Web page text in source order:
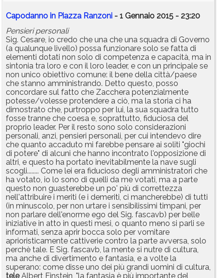
Capodanno in Piazza Ranzoni - 1 Gennaio 2015 - 23:20
Pensieri personali
Sig. Cesare, io credo che una che una squadra di Governo
(a qualunque livello) possa funzionare solo se fatta di
elementi dotati non solo di competenza e capacità, ma in
sintonia tra loro e con il loro leader, e con un principale se
non unico obiettivo comune: il bene della città/paese
che stanno amministrando. Detto questo, posso
concordare sul fatto che Zacchera potenzialmente
potesse/volesse protendere a ciò, ma la storia ci ha
dimostrato che, purtroppo per lui, la sua squadra tutto
fosse tranne che coesa e, soprattutto, fiduciosa del
proprio leader. Per il resto sono solo considerazioni
personali, anzi, pensieri personali, per cui intendevo dire
che quanto accaduto mi farebbe pensare ai soliti "giochi
di potere" di alcuni che hanno incontrato l'opposizione di
altri, e questo ha portato inevitabilmente la nave sugli
scogli........ Come lei era fiducioso degli amministratori che
ha votato, io lo sono di quelli da me votati, ma a parte
questo non guasterebbe un po' più di correttezza
nell'attribuire i meriti (e i demeriti, ci mancherebbe) di tutti
(in minuscolo, per non urtare i sensibilissimi timpani, per
non parlare dell'enorme ego del Sig. fascavb) per belle
iniziative in atto in questi mesi, o quanto meno si parli se
informati, senza aprir bocca solo per vomitare
aprioristicamente cattiverie contro la parte avversa, solo
perchè tale. E Sig. fascavb, la mente si nutre di cultura,
ma anche di divertimento e fantasia, e a volte la
superano: come disse uno dei più grandi uomini di cultura,
teleAlbert Einstein, "la fantasia è più importante del